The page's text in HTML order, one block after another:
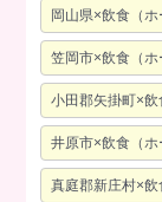
岡山県×飲食（
笠岡市×飲食（
小田郡矢掛町×
井原市×飲食（
真庭郡新庄村×